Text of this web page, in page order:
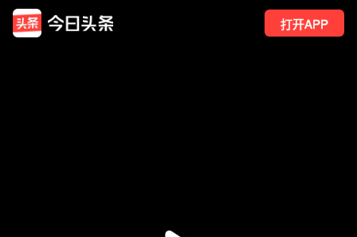
打开APP